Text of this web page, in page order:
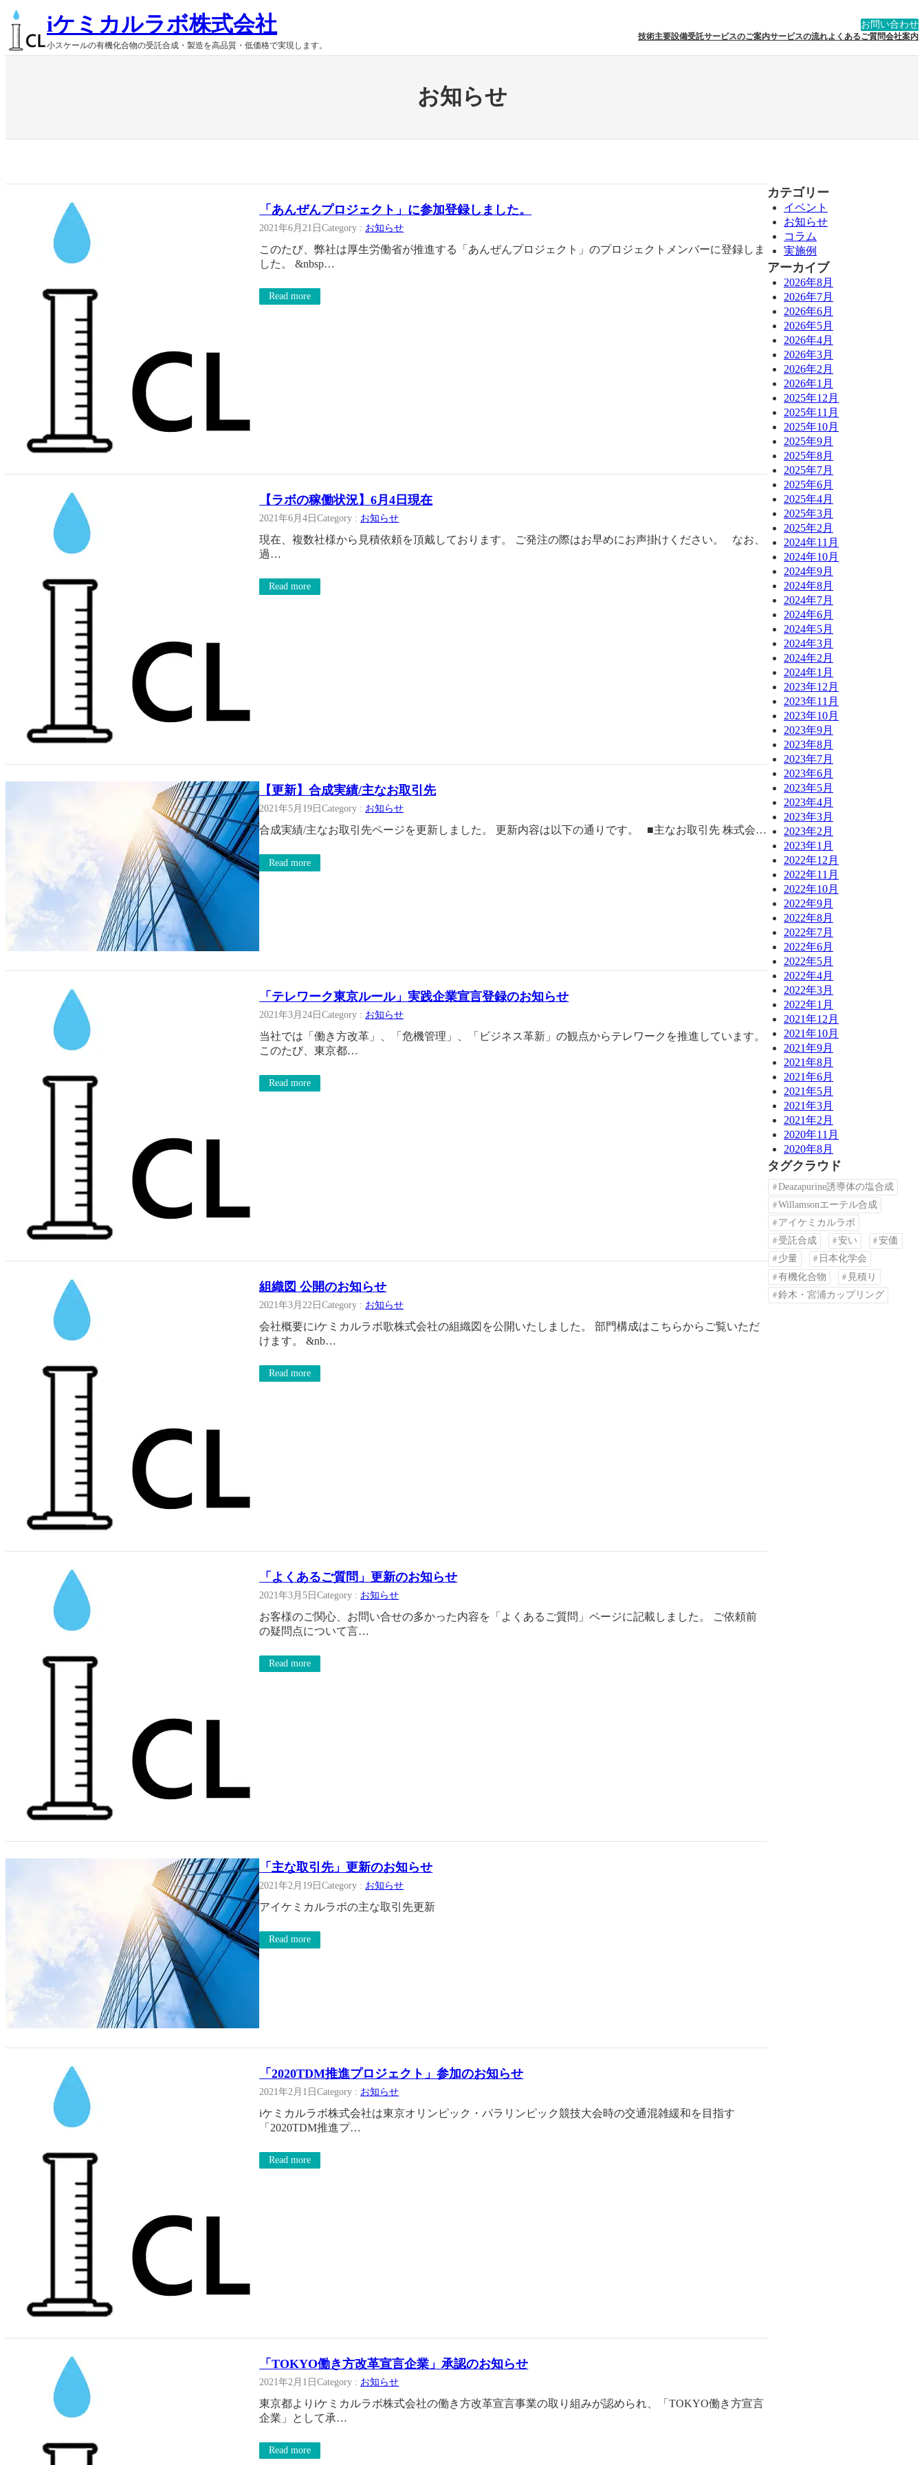
内
容
ス
iケミカルラボ株式会社
小スケールの有機化合物の受託合成・製造を高品質・低価格で実現します。
お問い合わせ
技術主要設備受託サービスのご案内サービスの流れよくあるご質問会社案内
お知らせ
「あんぜんプロジェクト」に参加登録しました。
2021年6月21日Category : お知らせ
このたび、弊社は厚生労働省が推進する「あんぜんプロジェクト」のプロジェクトメンバーに登録しま
した。 &nbsp…
Read more
【ラボの稼働状況】6月4日現在
2021年6月4日Category : お知らせ
現在、複数社様から見積依頼を頂戴しております。 ご発注の際はお早めにお声掛けください。 なお、
過…
Read more
【更新】合成実績/主なお取引先
2021年5月19日Category : お知らせ
合成実績/主なお取引先ページを更新しました。 更新内容は以下の通りです。 ■主なお取引先 株式会…
Read more
「テレワーク東京ルール」実践企業宣言登録のお知らせ
2021年3月24日Category : お知らせ
当社では「働き方改革」、「危機管理」、「ビジネス革新」の観点からテレワークを推進しています。
このたび、東京都…
Read more
組織図 公開のお知らせ
2021年3月22日Category : お知らせ
会社概要にiケミカルラボ歌株式会社の組織図を公開いたしました。 部門構成はこちらからご覧いただ
けます。 &nb…
Read more
「よくあるご質問」更新のお知らせ
2021年3月5日Category : お知らせ
お客様のご関心、お問い合せの多かった内容を「よくあるご質問」ページに記載しました。 ご依頼前
の疑問点について言…
Read more
「主な取引先」更新のお知らせ
2021年2月19日Category : お知らせ
アイケミカルラボの主な取引先更新
Read more
「2020TDM推進プロジェクト」参加のお知らせ
2021年2月1日Category : お知らせ
iケミカルラボ株式会社は東京オリンピック・パラリンピック競技大会時の交通混雑緩和を目指す
「2020TDM推進プ…
Read more
「TOKYO働き方改革宣言企業」承認のお知らせ
2021年2月1日Category : お知らせ
東京都よりiケミカルラボ株式会社の働き方改革宣言事業の取り組みが認められ、「TOKYO働き方宣言
企業」として承…
Read more
カテゴリー
イベント
お知らせ
コラム
実施例
アーカイブ
2026年8月
2026年7月
2026年6月
2026年5月
2026年4月
2026年3月
2026年2月
2026年1月
2025年12月
2025年11月
2025年10月
2025年9月
2025年8月
2025年7月
2025年6月
2025年4月
2025年3月
2025年2月
2024年11月
2024年10月
2024年9月
2024年8月
2024年7月
2024年6月
2024年5月
2024年3月
2024年2月
2024年1月
2023年12月
2023年11月
2023年10月
2023年9月
2023年8月
2023年7月
2023年6月
2023年5月
2023年4月
2023年3月
2023年2月
2023年1月
2022年12月
2022年11月
2022年10月
2022年9月
2022年8月
2022年7月
2022年6月
2022年5月
2022年4月
2022年3月
2022年1月
2021年12月
2021年10月
2021年9月
2021年8月
2021年6月
2021年5月
2021年3月
2021年2月
2020年11月
2020年8月
タグクラウド
Deazapurine誘導体の塩合成
Willamsonエーテル合成
アイケミカルラボ
受託合成
安い
安価
少量
日本化学会
有機化合物
見積り
鈴木・宮浦カップリング